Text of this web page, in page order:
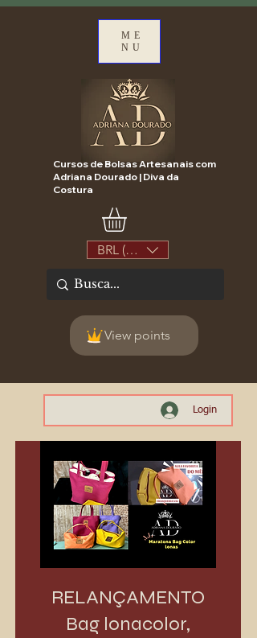
ME
NU
Cursos de Bolsas Artesanais com
Adriana Dourado | Diva da
Costura
BRL (R$)
View points
Login
RELANÇAMENTO
Bag lonacolor,